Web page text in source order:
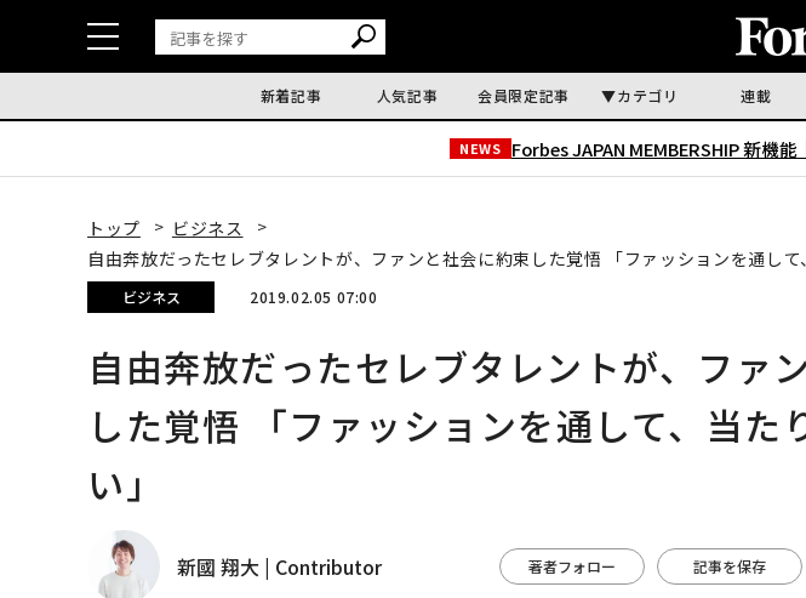
新着記事 人気記事 会員限定記事 カテゴリ 連載
NEWS Forbes JAPAN MEMBERSHIP 新機能｜
トップ
ビジネス
自由奔放だったセレブタレントが、ファンと社会に約束した覚悟 「ファッションを通して
ビジネス 2019.02.05 07:00
自由奔放だったセレブタレントが、ファ
した覚悟 「ファッションを通して、当た
い」
新國 翔大 | Contributor 著者フォロー 記事を保存